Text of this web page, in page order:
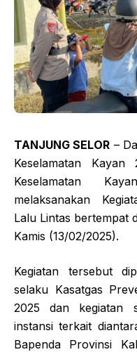
TANJUNG SELOR –
Keselamatan
Keselamatan
melaksanakan
Lalu Lintas bertempat
Kamis (13/02/2025).
Kegiatan tersebut
selaku Kasatgas
2025 dan kegiatan
instansi terkait
Bapenda Provinsi